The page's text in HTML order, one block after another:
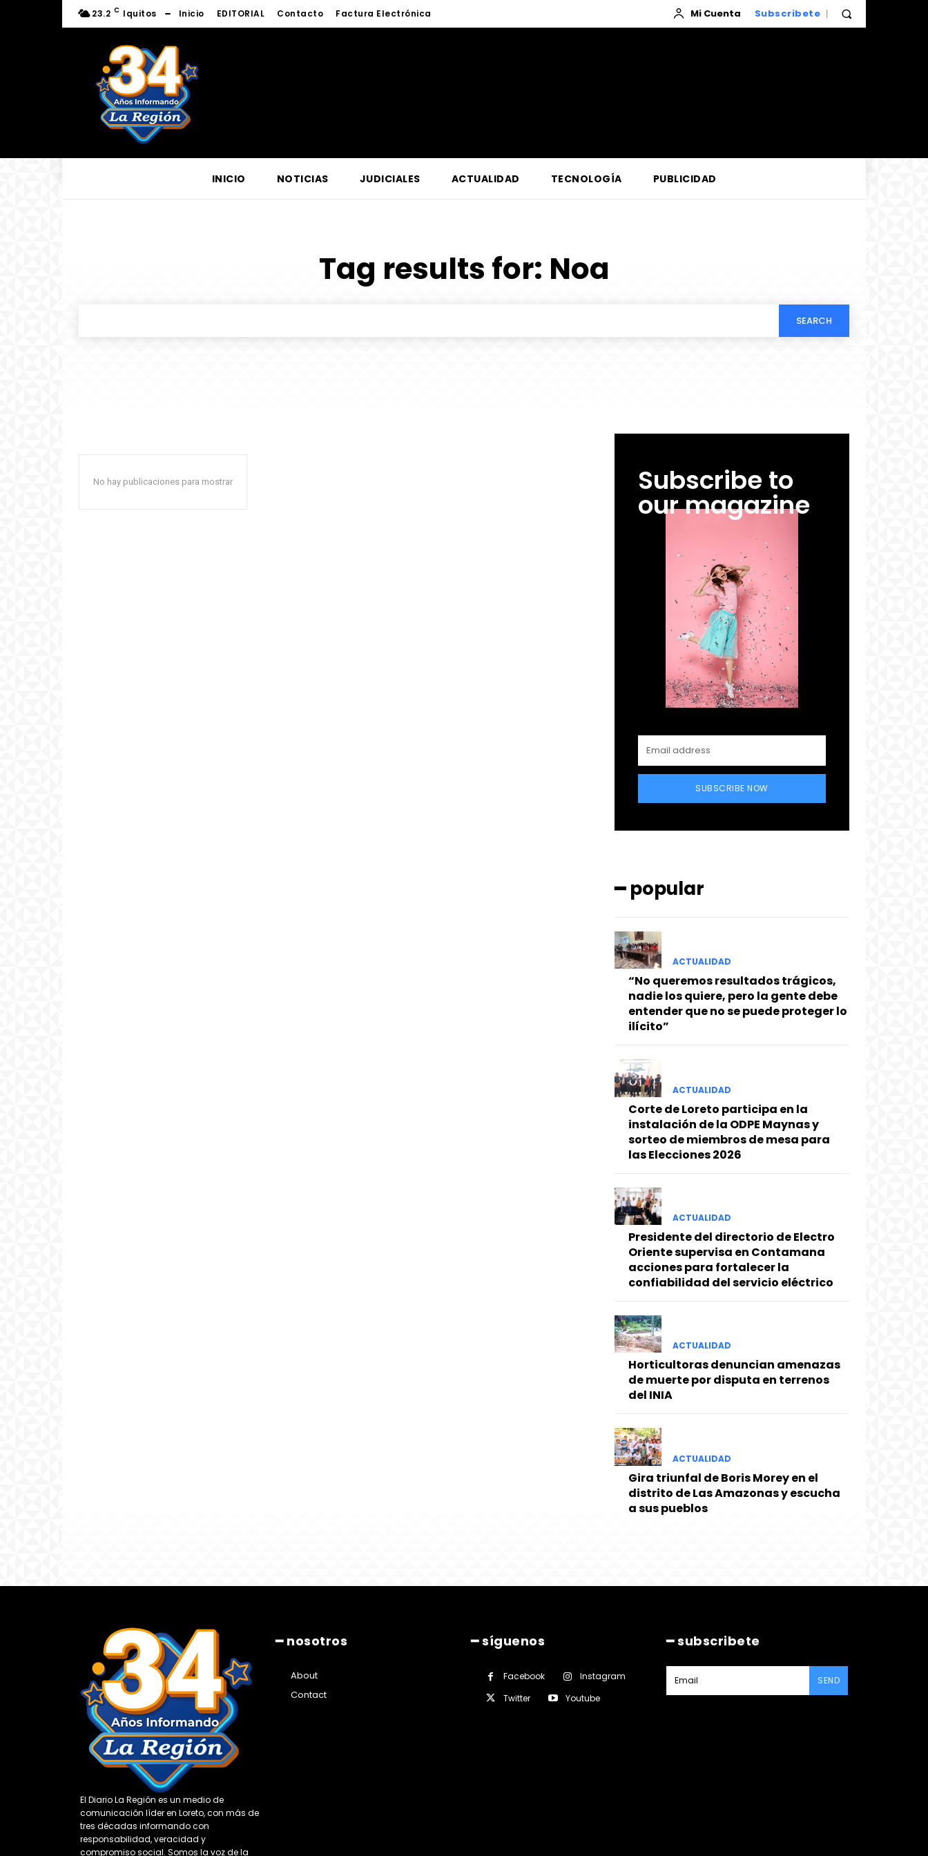
23.2 C Iquitos Inicio EDITORIAL Contacto Factura Electrónica Mi Cuenta Subscribete
INICIO NOTICIAS JUDICIALES ACTUALIDAD TECNOLOGÍA PUBLICIDAD
Tag results for: Noa
SEARCH
No hay publicaciones para mostrar Subscribe to
our magazine
SUBSCRIBE NOW
━ popular
ACTUALIDAD
“No queremos resultados trágicos,
nadie los quiere, pero la gente debe
entender que no se puede proteger lo
ilícito”
ACTUALIDAD
Corte de Loreto participa en la
instalación de la ODPE Maynas y
sorteo de miembros de mesa para
las Elecciones 2026
ACTUALIDAD
Presidente del directorio de Electro
Oriente supervisa en Contamana
acciones para fortalecer la
confiabilidad del servicio eléctrico
ACTUALIDAD
Horticultoras denuncian amenazas
de muerte por disputa en terrenos
del INIA
ACTUALIDAD
Gira triunfal de Boris Morey en el
distrito de Las Amazonas y escucha
a sus pueblos
El Diario La Región es un medio de
comunicación líder en Loreto, con más de
tres décadas informando con
responsabilidad, veracidad y
compromiso social. Somos la voz de la
━ nosotros
About
Contact
━ síguenos
Facebook
Instagram
Twitter
Youtube
━ subscribete
SEND